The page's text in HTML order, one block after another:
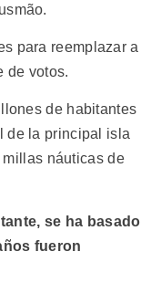
para reemplazar a
de votos.
de habitantes
de la principal isla
náuticas de
se ha basado
fueron